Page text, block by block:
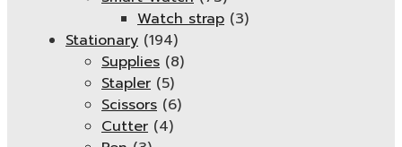
Watch strap (3)
Stationary (194)
Supplies (8)
Stapler (5)
Scissors (6)
Cutter (4)